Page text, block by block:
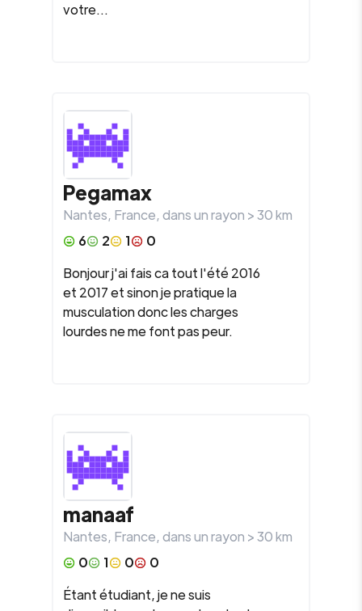
votre...
Pegamax
Nantes, France, dans un rayon >30km
6
2 1
0
Bonjour j'ai fais ca tout l'été 2016
et 2017 et sinon je pratique la
musculation donc les charges
lourdes ne me font pas peur.
manaaf
Nantes, France, dans un rayon >30km
0
1 0
0
Étant étudiant, je ne suis